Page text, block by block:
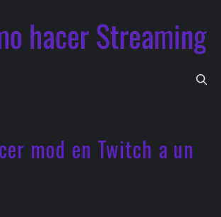
mod en Twitch a un